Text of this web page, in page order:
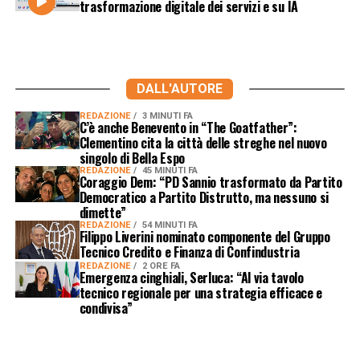
trasformazione digitale dei servizi e su IA
DALL'AUTORE
REDAZIONE 3 MINUTI FA
C’è anche Benevento in “The Goatfather”:
Clementino cita la città delle streghe nel nuovo
singolo di Bella Espo
REDAZIONE 45 MINUTI FA
Coraggio Dem: “PD Sannio trasformato da Partito
Democratico a Partito Distrutto, ma nessuno si
dimette”
REDAZIONE 54 MINUTI FA
Filippo Liverini nominato componente del Gruppo
Tecnico Credito e Finanza di Confindustria
REDAZIONE 2 ORE FA
Emergenza cinghiali, Serluca: “Al via tavolo
tecnico regionale per una strategia efficace e
condivisa”